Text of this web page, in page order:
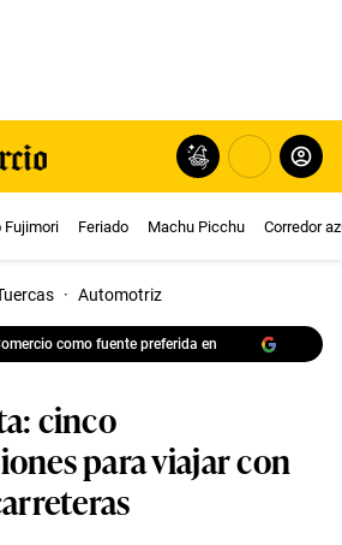
Fujimori Feriado Machu Picchu Corredor
· Automotriz
como fuente preferida en
cinco
para viajar con